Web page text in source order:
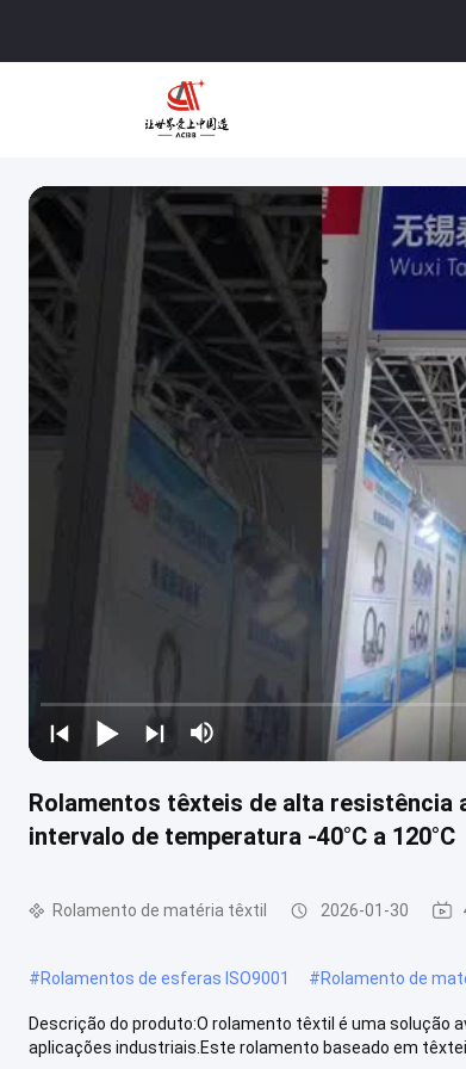
Rolamentos têxteis de alta resistência
intervalo de temperatura -40°C a 120°C
Rolamento de matéria têxtil 2026-01-30
#Rolamentos de esferas ISO9001 #Rolamento de
Descrição do produto:O rolamento têxtil é uma solução
aplicações industriais.Este rolamento baseado em